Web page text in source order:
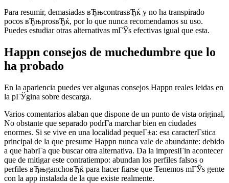
Para resumir, demasiadas вЂњcontrasвЂќ y no ha transpirado
pocos вЂњprosвЂќ, por lo que nunca recomendamos su uso.
Puedes estudiar otras alternativas mГЎs efectivas igual que esta.
Happn consejos de muchedumbre que lo
ha probado
En la apariencia puedes ver algunas consejos Happn reales leidas en
la pГЎgina sobre descarga.
Varios comentarios alaban que dispone de un punto de vista original,
No obstante que separado podrГ­a marchar bien en ciudades
enormes. Si se vive en una localidad pequeГ±a: esa caracterГ­stica
principal de la que presume Happn nunca vale de abundante: debido
a que habrГ­a que buscar otra alternativa. Da la impresiГіn acontecer
que de mitigar este contratiempo: abundan los perfiles falsos o
perfiles вЂњganchoвЂќ para hacer fiarse que Tenemos mГЎs gente
con la app instalada de la que existe realmente.